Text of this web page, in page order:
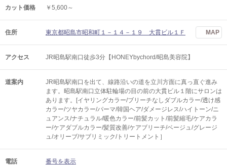
カット価格 ￥5,600～
住所 東京都昭島市昭和町１－１４－１９ 大貫ビル１Ｆ MAP
アクセス JR昭島駅南口徒歩3分【HONEYbychord/昭島美容院】
道案内
JR昭島駅南口を出て、線路沿いの道を立川方面に真っ直ぐ進み
ます。昭島駅南口立体駐輪場の目の前の大貫ビル１階にサロンは
あります。[イヤリングカラー/ブリーチなしダブルカラー/透け感
カラー/ツヤカラー/パーマ/韓国ヘア/ダメージレス/ハイトーン/ニ
ュアンス/ナチュラル/暖色カラー/前髪カット/前髪縮毛/ケアカラ
ー/ケアダブルカラー/髪質改善/ケアブリーチ/ベージュ/グレージ
ュ/オリーブ/サブリミック/トリートメント］
電話 番号を表示